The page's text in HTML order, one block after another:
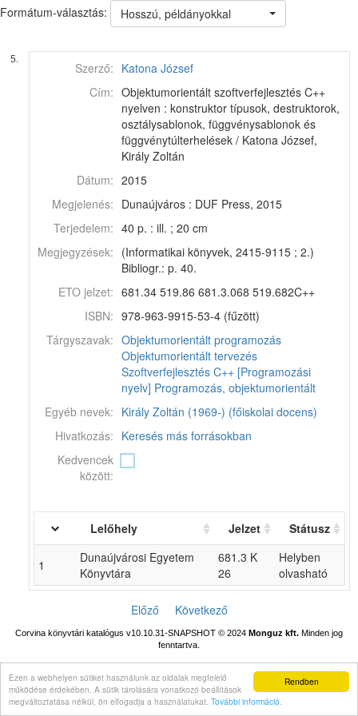
Rendben
Ezen a webhelyen sütiket használunk az oldalak megfelelő
működése érdekében. A sütik tárolására vonatkozó beállítások
megváltoztatása nélkül, ön elfogadja a használatukat. További információ.
Formátum-választás: Hosszú, példányokkal
5.
Szerző: Katona József
Cím: Objektumorientált szoftverfejlesztés C++
nyelven : konstruktor típusok, destruktorok,
osztálysablonok, függvénysablonok és
függvénytúlterhelések / Katona József,
Király Zoltán
Dátum: 2015
Megjelenés: Dunaújváros : DUF Press, 2015
Terjedelem: 40 p. : ill. ; 20 cm
Megjegyzések: (Informatikai könyvek, 2415-9115 ; 2.)
Bibliogr.: p. 40.
ETO jelzet: 681.34 519.86 681.3.068 519.682C++
ISBN: 978-963-9915-53-4 (fűzött)
Tárgyszavak: Objektumorientált programozás
Objektumorientált tervezés
Szoftverfejlesztés C++ [Programozási
nyelv] Programozás, objektumorientált
Egyéb nevek: Király Zoltán (1969-) (főiskolai docens)
Hivatkozás: Keresés más forrásokban
Kedvencek
között:
Lelőhely Jelzet Státusz
1
Dunaújvárosi Egyetem
Könyvtára
681.3 K
26
Helyben
olvasható
Előző Következő
Corvina könyvtári katalógus v10.10.31-SNAPSHOT © 2024 Monguz kft. Minden jog
fenntartva.